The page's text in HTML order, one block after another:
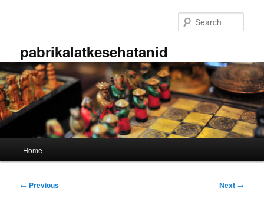
pabrikalatkesehatanid
Home
Post
← Previous Next →